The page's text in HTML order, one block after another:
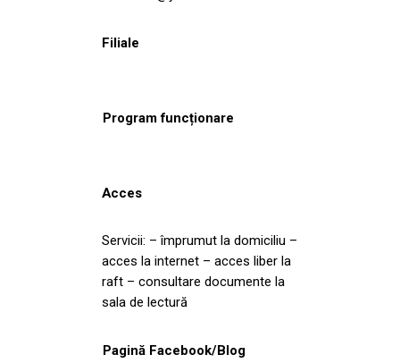
Filiale
Program funcționare
Acces
Servicii: – împrumut la domiciliu –
acces la internet – acces liber la
raft – consultare documente la
sala de lectură
Pagină Facebook/Blog